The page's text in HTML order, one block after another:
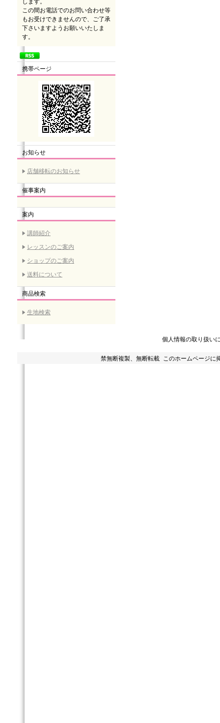
します。
この間お電話でのお問い合わせ等
もお受けできませんので、ご了承
下さいますようお願いいたしま
す。
携帯ページ
お知らせ
店舗移転のお知らせ
催事案内
案内
講師紹介
レッスンのご案内
ショップのご案内
送料について
商品検索
生地検索
個人情報の取り扱い
禁無断複製、無断転載 このホームページに